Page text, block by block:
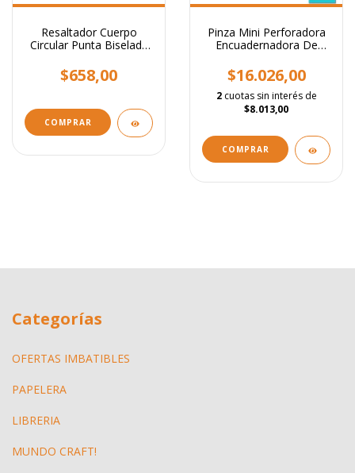
Resaltador Cuerpo
Circular Punta Biselada
$658,00
COMPRAR
Pinza Mini Perforadora
Encuadernadora De
$16.026,00
2 cuotas sin interés de
$8.013,00
Categorías
OFERTAS IMBATIBLES
PAPELERA
LIBRERIA
MUNDO CRAFT!